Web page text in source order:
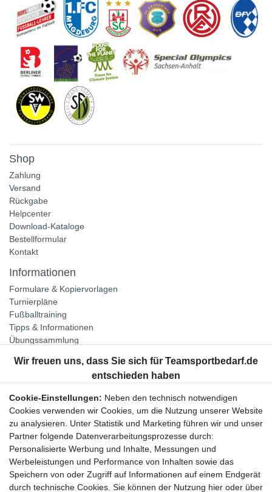
Shop
Zahlung
Versand
Rückgabe
Helpcenter
Download-Kataloge
Bestellformular
Kontakt
Informationen
Formulare & Kopiervorlagen
Turnierpläne
Fußballtraining
Tipps & Informationen
Übungssammlung
Unternehmen
Widerrufsrecht
Bestellung widerrufen
Datenschutzerklärung
AGB
Impressum
Cookie-Einstellungen: Neben den technisch notwendigen
Cookies verwenden wir Cookies, um die Nutzung unserer Website
zu analysieren. Unter Statistik und Marketing führen wir und unser
Partner folgende Datenverarbeitungsprozesse durch:
Personalisierte Werbung und Inhalte, Messungen und
Werbeleistungen und Performance von Inhalten sowie das
Speichern von oder Zugriff auf Informationen auf einem Endgerät
durch technische Cookies. Sie können der Nutzung hier oder über